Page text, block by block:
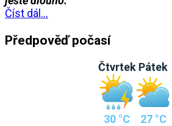
Číst dál...
Předpověď počasí
Čtvrtek
30 °C
Pátek
27 °C